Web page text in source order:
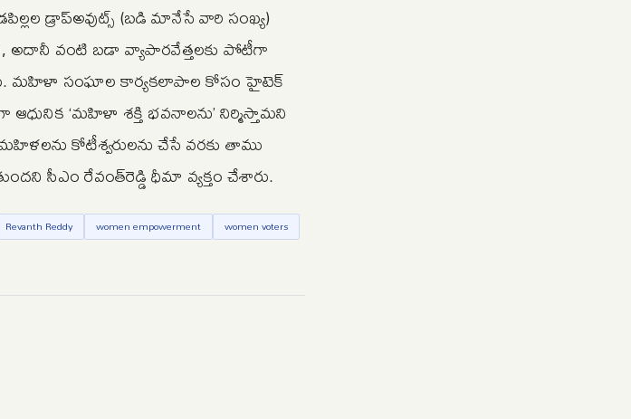
డ్రాప్‌అవుట్స్‌ (బడి మానేసే వారి సంఖ్య)
అదానీ వంటి బడా వ్యాపారవేత్తలకు పోటీగా
మహిళా సంఘాల కార్యకలాపాల కోసం హైటెక్
ఆధునిక ‘మహిళా శక్తి భవనాలను’ నిర్మిస్తామని
కోటీశ్వరులను చేసే వరకు తాము
సీఎం రేవంత్‌రెడ్డి ధీమా వ్యక్తం చేశారు.
Revanth Reddy women empowerment
women voters